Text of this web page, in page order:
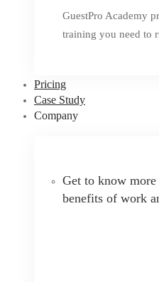
GuestPro Academy
training you need to
Pricing
Case Study
Company
Get to know
benefits of work